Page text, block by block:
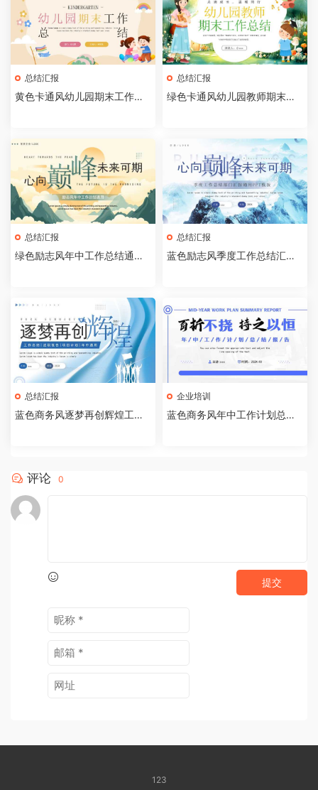
总结汇报
黄色卡通风幼儿园期末工作总
总结汇报
绿色卡通风幼儿园教师期末工
总结汇报
绿色励志风年中工作总结通用P
总结汇报
蓝色励志风季度工作总结汇报P
总结汇报
蓝色商务风逐梦再创辉煌工作
企业培训
蓝色商务风年中工作计划总结P
评论 0
提交
123